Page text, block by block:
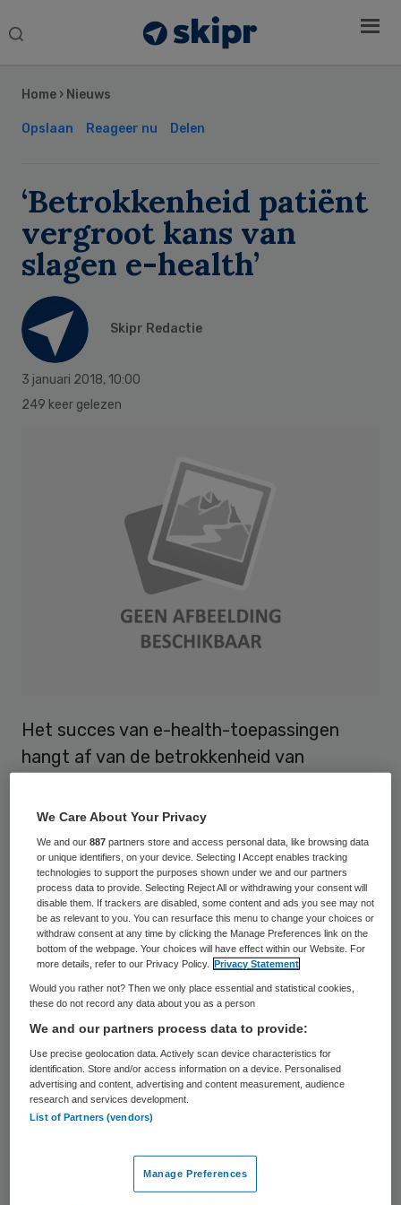
Search
Home › Nieuws
Opslaan Reageer nu Delen
‘Betrokkenheid patiënt
vergroot kans van
slagen e-health’
Skipr Redactie
3 januari 2018, 10:00
249 keer gelezen
Het succes van e-health-toepassingen
hangt af van de betrokkenheid van
implementatie ervan. Dit vraagt om nauwe
samenwerking tussen ontwikkelaars,
patiënten en zorgverleners. De overheid en
zorgverzekeraars moeten zich richten op
het ontwikkelen van nieuwe financiële
modellen om zorginnovaties te stimuleren.
DitconcludeertMartine Huygens in haar
on the implementation and use of online
care services’, waarop zij op 11 januari 2018
aan de Universiteit Maastricht (UM)
Het gebruik van online zorgdiensten in de
Sidebar
We Care About Your Privacy
We and our887 partners store and access personal data, like browsing data
or unique identifiers, on your device. Selecting I Accept enables tracking
technologies to support the purposes shown under we and our partners
process data to provide. Selecting Reject All or withdrawing your consent will
disable them. If trackers are disabled, some content and ads you see may not
be as relevant to you. You can resurface this menu to change your choices or
withdraw consent at any time by clicking the Manage Preferences link on the
bottom of the webpage. Your choices will have effect within our Website. For
more details, refer to our Privacy Policy.
Privacy Statement
Would you rather not? Then we only place essential and statistical cookies,
these do not record any data about you as a person
We and our partners process data to provide:
Use precise geolocation data. Actively scan device characteristics for
identification. Store and/or access information on a device. Personalised
advertising and content, advertising and content measurement, audience
research and services development.
List of Partners (vendors)
Manage Preferences